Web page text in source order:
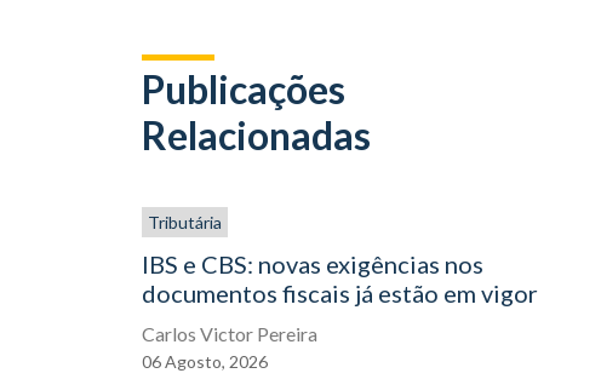
Publicações
Relacionadas
Tributária
IBS e CBS: novas exigências nos
documentos fiscais já estão em vigor
Carlos Victor Pereira
06Agosto, 2026